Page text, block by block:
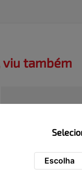
viu também